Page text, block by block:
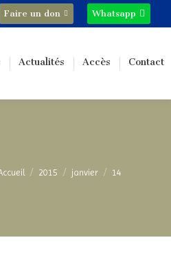
Faire un don Whatsapp
Actualités Accès Contact
Vous êtes ici :
2015 janvier 14